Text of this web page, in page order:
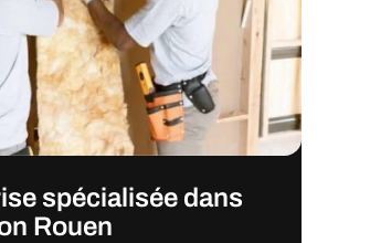
spécialisée dans
Rouen